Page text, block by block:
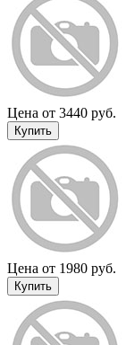
Цена от 3440 руб.
Купить
Цена от 1980 руб.
Купить